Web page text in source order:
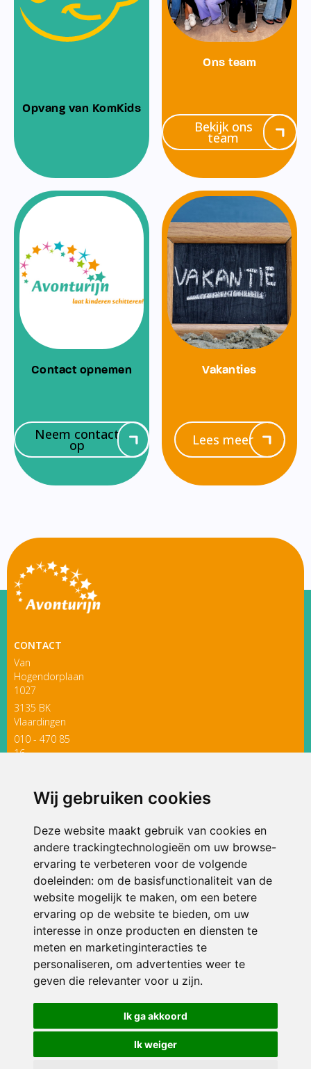
Wij gebruiken cookies
Deze website maakt gebruik van cookies en
andere trackingtechnologieën om uw browse-
ervaring te verbeteren voor de volgende
doeleinden: om de basisfunctionaliteit van de
website mogelijk te maken, om een betere
ervaring op de website te bieden, om uw
interesse in onze producten en diensten te
meten en marketinginteracties te
personaliseren, om advertenties weer te
geven die relevanter voor u zijn.
Ik ga akkoord
Ik weiger
Opvang van KomKids
Ons team
Bekijk ons
team
Contact opnemen
Neem contact
op
Vakanties
Lees meer
CONTACT
Van
Hogendorplaan
1027
3135 BK
Vlaardingen
010 - 470 85
16
ONDERDEEL VAN
© 2026 Avonturijn | Alle rechten voorbehouden
Privacy policy|Disclaimer| Klachtenregeling|RSIN en Anbi
voorkeuren
Crealisatie The MindOffice